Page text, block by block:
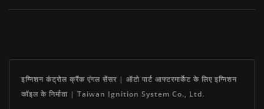
इग्निशन कंट्रोल क्रैंक एंगल सेंसर | ऑटो पार्ट आफ्टरमार्केट के लिए इग्निशन
कॉइल के निर्माता | Taiwan Ignition System Co., Ltd.